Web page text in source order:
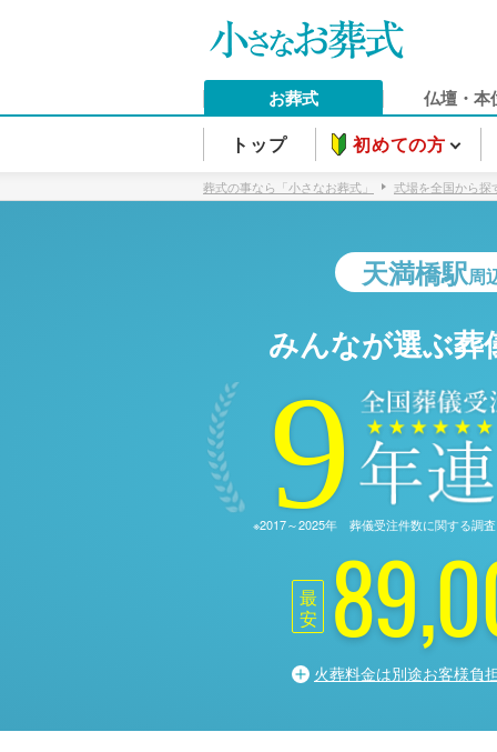
お葬式 仏壇・本
トップ 初めての方
葬式の事なら「小さなお葬式」 式場を全国から探
天満橋駅周
みんなが選ぶ葬
9
※2017～2025年 葬儀受注件数に関する調
最
安
火葬料金は別途お客様負